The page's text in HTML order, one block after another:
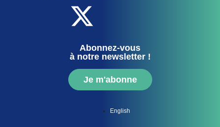
Abonnez-vous
à notre newsletter !
Je m'abonne
English